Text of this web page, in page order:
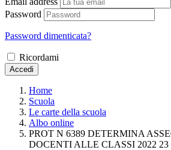
Password
Password dimenticata?
Ricordami
Accedi
Home
Scuola
Le carte della scuola
Albo online
PROT N 6389 DETERMINA
DOCENTI ALLE CLASSI 2022 23